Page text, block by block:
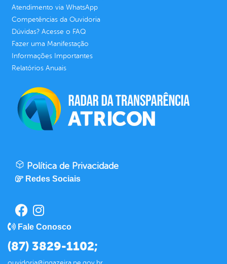
Atendimento via WhatsApp
Competências da Ouvidoria
Dúvidas? Acesse o FAQ
Fazer uma Manifestação
Informações Importantes
Relatórios Anuais
Política de Privacidade
Redes Sociais
Fale Conosco
(87) 3829-1102;